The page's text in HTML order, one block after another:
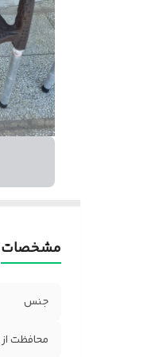
مشخصات
جنس
محافظت از uv